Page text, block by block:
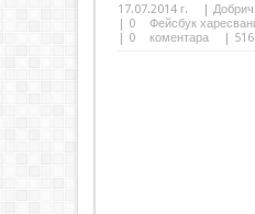
17.07.2014 г. | Добрич
| 0
Фейсбук
| 0 коментара |